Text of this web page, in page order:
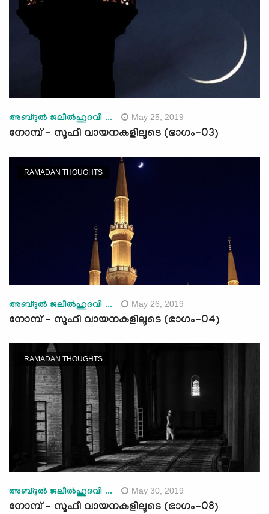
അബ്ദുല്‍ ജലീല്‍ഹുദവി ... May 25, 2019
നോമ്പ് - സൂഫീ വായനകളിലൂടെ (ഭാഗം-03)
RAMADAN THOUGHTS
അബ്ദുല്‍ ജലീല്‍ഹുദവി ... May 26, 2019
നോമ്പ് - സൂഫീ വായനകളിലൂടെ (ഭാഗം-04)
RAMADAN THOUGHTS
അബ്ദുല്‍ ജലീല്‍ഹുദവി ... May 30, 2019
നോമ്പ് - സൂഫീ വായനകളിലൂടെ (ഭാഗം-08)